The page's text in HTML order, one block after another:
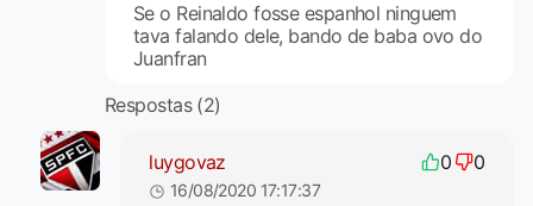
Se o Reinaldo fosse espanhol ninguem
tava falando dele, bando de baba ovo do
Juanfran
Respostas (2)
luygovaz 0 0
16/08/2020 17:17:37